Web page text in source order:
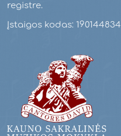
registre.
Įstaigos kodas: 190144834